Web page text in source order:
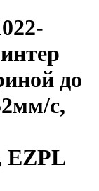
до
с,
EZPL